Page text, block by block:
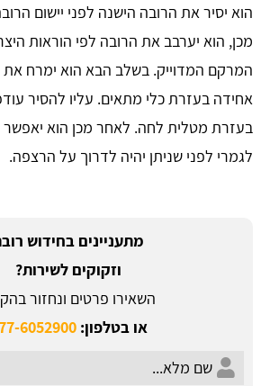
הוא יסיר את הרובה הישנה לפני יישום
מכן, הוא יערבב את הרובה לפי הוראות
המרקם המדוייק. בשלב הבא הוא ימרח את
אחידה בעזרת כלי מתאים. עליו להסיר
בעזרת מטלית לחה. לאחר מכן הוא יאפשר
לגמרי לפני שניתן יהיה לדרוך על הרצפה.
מתעניינים בחידוש
וזקוקים לשירות?
השאירו פרטים ונחזור
או בטלפון:6052900